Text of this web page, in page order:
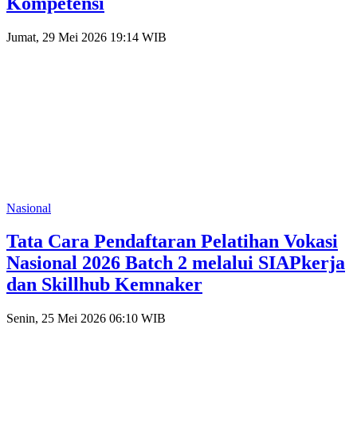
Jumat, 29 Mei 2026 19:14 WIB
Nasional
Tata Cara Pendaftaran Pelatihan Vokasi
Nasional 2026 Batch 2 melalui SIAPkerja
dan Skillhub Kemnaker
Senin, 25 Mei 2026 06:10 WIB